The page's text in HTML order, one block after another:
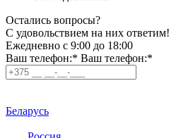
Остались вопросы?
C удовольствием на них ответим!
Ежедневно с 9:00 до 18:00
Ваш телефон:* Ваш телефон:*
Беларусь